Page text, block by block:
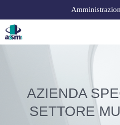
AZIENDA
SETTORE